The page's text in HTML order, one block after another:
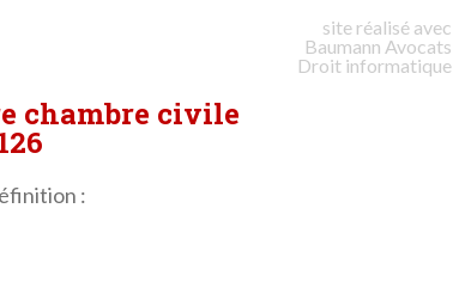
site réalisé avec
Baumann Avocats
Droit informatique
chambre civile
: